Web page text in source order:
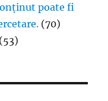
poate fi
(70)
(53)